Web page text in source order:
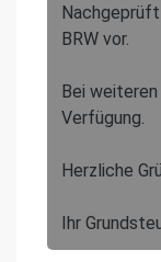
BRW vor.
Bei
Verfügung.
Herzliche
Ihr